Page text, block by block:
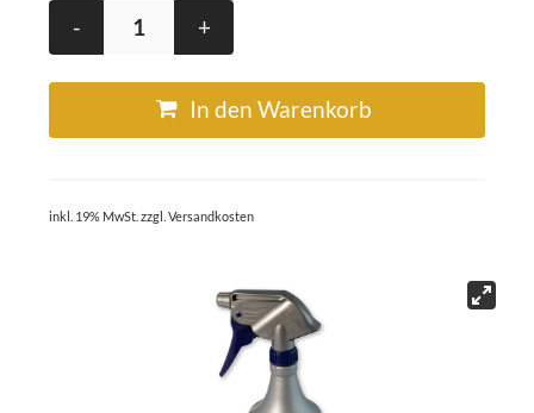
- +
In den Warenkorb
inkl. 19% MwSt. zzgl. Versandkosten